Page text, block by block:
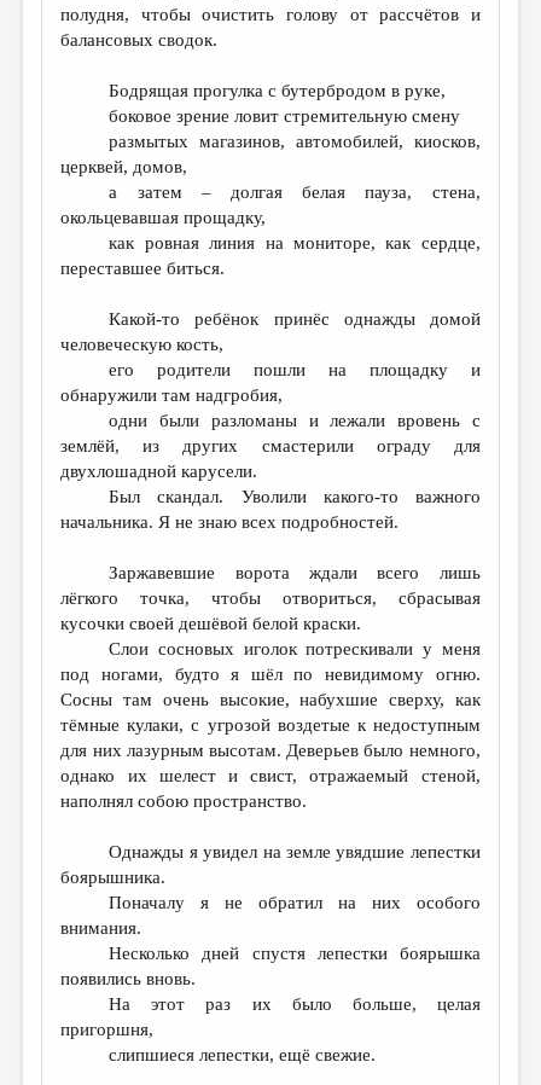
полудня, чтобы очистить голову от рассчётов и
балансовых сводок.
Бодрящая прогулка с бутербродом в руке,
боковое зрение ловит стремительную смену
размытых магазинов, автомобилей, киосков,
церквей, домов,
а затем – долгая белая пауза, стена,
окольцевавшая прощадку,
как ровная линия на мониторе, как сердце,
переставшее биться.
Какой-то ребёнок принёс однажды домой
человеческую кость,
его родители пошли на площадку и
обнаружили там надгробия,
одни были разломаны и лежали вровень с
землёй, из других смастерили ограду для
двухлошадной карусели.
Был скандал. Уволили какого-то важного
начальника. Я не знаю всех подробностей.
Заржавевшие ворота ждали всего лишь
лёгкого точка, чтобы отвориться, сбрасывая
кусочки своей дешёвой белой краски.
Слои сосновых иголок потрескивали у меня
под ногами, будто я шёл по невидимому огню.
Сосны там очень высокие, набухшие сверху, как
тёмные кулаки, с угрозой воздетые к недоступным
для них лазурным высотам. Деверьев было немного,
однако их шелест и свист, отражаемый стеной,
наполнял собою пространство.
Однажды я увидел на земле увядшие лепестки
боярышника.
Поначалу я не обратил на них особого
внимания.
Несколько дней спустя лепестки боярышка
появились вновь.
На этот раз их было больше, целая
пригоршня,
слипшиеся лепестки, ещё свежие.